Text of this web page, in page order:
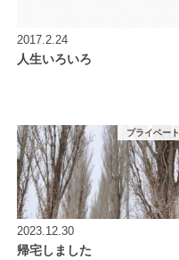
2017.2.24
人生いろいろ
プライベート
2023.12.30
帰宅しました